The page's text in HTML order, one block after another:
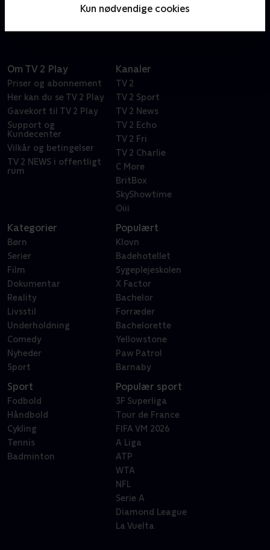
Kun nødvendige cookies
igennem alverdens sjove sanselige lege.
Om TV 2 Play
Priser og abonnement
Her kan du se TV 2 Play
Gavekort til TV 2 Play
Support og
Kundecenter
Vilkår og betingelser
TV 2 NEWS i offentligt
rum
Kanaler
TV 2
TV 2 Sport
TV 2 News
TV 2 Echo
TV 2 Fri
TV 2 Charlie
C More
BritBox
SkyShowtime
Oiii
Kategorier
Børn
Serier
Film
Dokumentar
Reality
Livsstil
Underholdning
Comedy
Nyheder
Sport
Populært
Klovn
Badehotellet
Sygeplejeskolen
X Factor
Bachelor
Forræder
Bachelorette
Yellowstone
Paw Patrol
Barnaby
Sport
Fodbold
Håndbold
Cykling
Tennis
Badminton
Populær sport
3F Superliga
Tour de France
FIFA VM 2026
A Liga
ATP
WTA
NFL
Serie A
Diamond League
La Vuelta